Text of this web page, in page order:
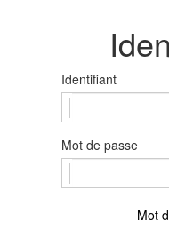
Identifiant
Mot de passe
Mot